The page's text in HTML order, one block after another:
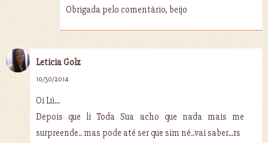
Obrigada pelo comentário, beijo
Leticia Golz
10/30/2014
Oi Lú...
Depois que li Toda Sua acho que nada mais me
surpreende.. mas pode até ser que sim né..vai saber...rs